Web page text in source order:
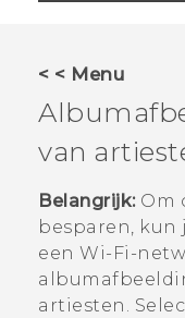
AANBIEDINGEN
HTC Club
SUPPORT
HTC-apparaten &
VIVERSE
Aanmelden
< < Menu
van
Belangrijk:Om
besparen,
een Wi‍-Fi -
artiesten.